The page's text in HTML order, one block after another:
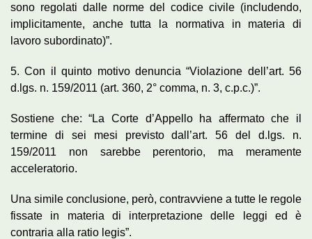
sono regolati dalle norme del codice civile (includendo,
implicitamente, anche tutta la normativa in materia di
lavoro subordinato)”.
5. Con il quinto motivo denuncia “Violazione dell’art. 56
d.lgs. n. 159/2011 (art. 360, 2° comma, n. 3, c.p.c.)”.
Sostiene che: “La Corte d’Appello ha affermato che il
termine di sei mesi previsto dall’art. 56 del d.lgs. n.
159/2011 non sarebbe perentorio, ma meramente
acceleratorio.
Una simile conclusione, però, contravviene a tutte le regole
fissate in materia di interpretazione delle leggi ed è
contraria alla ratio legis”.